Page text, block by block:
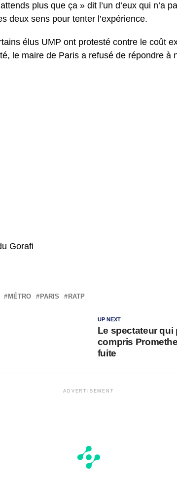
plus que ça » dit l’un d’eux qui n’a
deux sens pour tenter l’expérience.
élus UMP ont protesté contre le coût
le maire de Paris a refusé de répondre à
Gorafi
MÉTRO PARIS RATP
UP NEXT
Le spectateur qui
compris
fuite
ADVERTISEMENT